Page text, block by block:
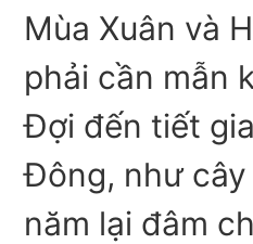
Mùa Xuân và
phải cần mẫn
Đợi đến tiết
Đông, như
năm lại đâm